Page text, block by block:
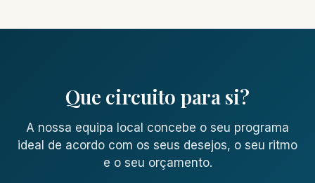
Que circuito para si?
A nossa equipa local concebe o seu programa
ideal de acordo com os seus desejos, o seu ritmo
e o seu orçamento.